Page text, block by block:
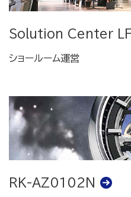
Solution Center
ショールーム運営
RK-AZ0102N